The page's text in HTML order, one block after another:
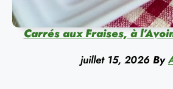
Carrés aux Fraises, à
juillet 15, 2026 By